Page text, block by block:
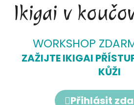
Ikigai v
WORKSHOP
ZAŽIJTE IKIGAI
KŮŽI
Přihlásit